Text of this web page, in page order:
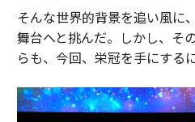
そんな世界的背景を追い風に
舞台へと挑んだ。しかし、そ
らも、今回、栄冠を手にする